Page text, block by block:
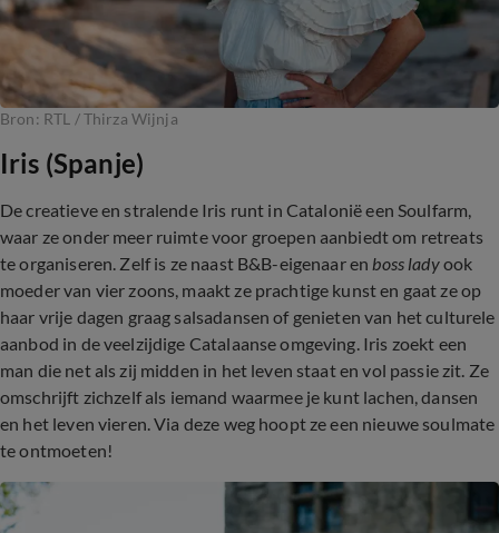
Bron: RTL / Thirza Wijnja
Iris (Spanje)
De creatieve en stralende Iris runt in Catalonië een Soulfarm,
waar ze onder meer ruimte voor groepen aanbiedt om retreats
te organiseren. Zelf is ze naast B&B-eigenaar en boss ladyook
moeder van vier zoons, maakt ze prachtige kunst en gaat ze op
haar vrije dagen graag salsadansen of genieten van het culturele
aanbod in de veelzijdige Catalaanse omgeving. Iris zoekt een
man die net als zij midden in het leven staat en vol passie zit. Ze
omschrijft zichzelf als iemand waarmee je kunt lachen, dansen
en het leven vieren. Via deze weg hoopt ze een nieuwe soulmate
te ontmoeten!